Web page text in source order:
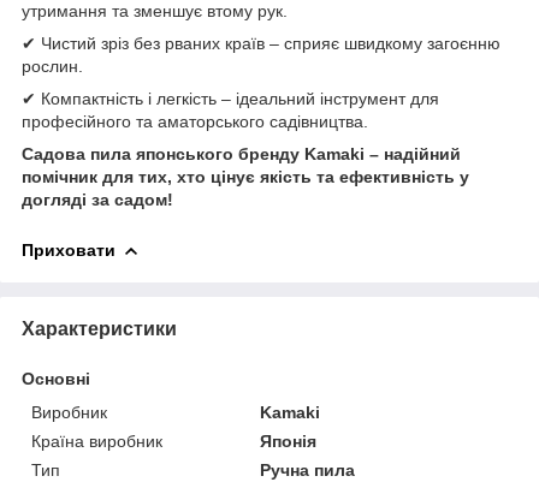
утримання та зменшує втому рук.
✔ Чистий зріз без рваних країв – сприяє швидкому загоєнню
рослин.
✔ Компактність і легкість – ідеальний інструмент для
професійного та аматорського садівництва.
Садова пила японського бренду Kamaki – надійний
помічник для тих, хто цінує якість та ефективність у
догляді за садом!
Приховати
Характеристики
Основні
Виробник
Kamaki
Країна виробник
Японія
Тип
Ручна пила